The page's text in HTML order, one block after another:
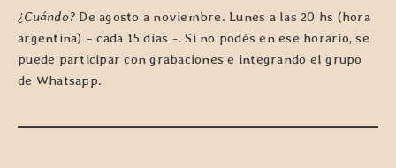
¿Cuándo? De agosto a noviembre. Lunes a las 20 hs (hora
argentina) – cada 15 días -. Si no podés en ese horario, se
puede participar con grabaciones e integrando el grupo
de Whatsapp.